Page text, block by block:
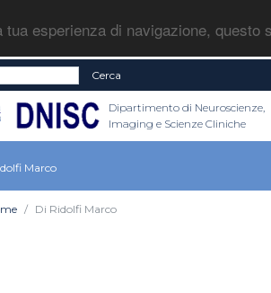
tua esperienza di navigazione, questo
Cerca
Dipartimento di Neuroscienze,
Imaging e Scienze Cliniche
Marco
Di Ridolfi Marco